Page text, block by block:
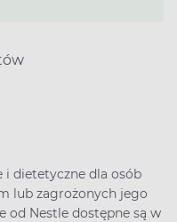
i dietetyczne dla osób
lub zagrożonych jego
od Nestle dostępne są w